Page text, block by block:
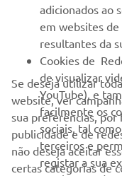
NEWSLETTER
Seja o primeiro a saber
novos lançamentos e
adicionados ao
em websites
resultantes da
Cookies de
de visualizar
YouTube), e
facilmente os
sociais, tal
terceiros e
registar a sua
Se deseja utilizar
website, ver
sua preferências, por
publicidade e de
não deseja aceitar
certas categorias de